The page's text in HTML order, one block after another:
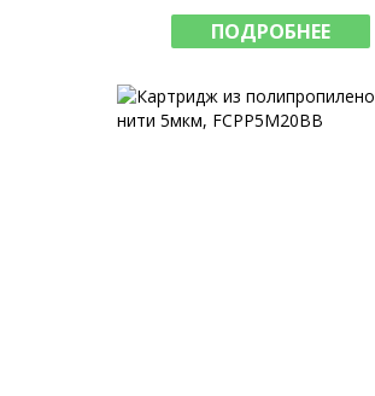
ПОДРОБНЕЕ